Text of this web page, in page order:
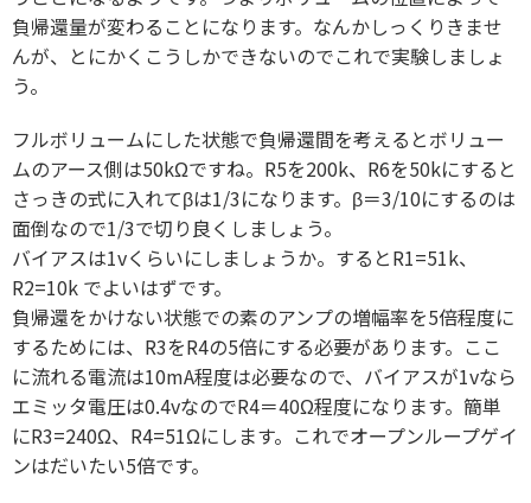
負帰還量が変わることになります。なんかしっくりきませ
んが、とにかくこうしかできないのでこれで実験しましょ
う。
フルボリュームにした状態で負帰還間を考えるとボリュー
ムのアース側は50kΩですね。R5を200k、R6を50kにすると
さっきの式に入れてβは1/3になります。β＝3/10にするのは
面倒なので1/3で切り良くしましょう。
バイアスは1vくらいにしましょうか。するとR1=51k、
R2=10k でよいはずです。
負帰還をかけない状態での素のアンプの増幅率を5倍程度に
するためには、R3をR4の5倍にする必要があります。ここ
に流れる電流は10mA程度は必要なので、バイアスが1vなら
エミッタ電圧は0.4vなのでR4＝40Ω程度になります。簡単
にR3=240Ω、R4=51Ωにします。これでオープンループゲイ
ンはだいたい5倍です。